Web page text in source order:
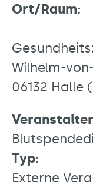
Ort/Raum:
Wilhelm-
06132 Halle
Typ:
Externe